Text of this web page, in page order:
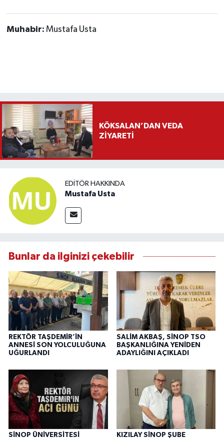
Muhabir: Mustafa Usta
KÖKSALAN’DAN VEDA
ZİYARETİ
EDITÖR HAKKINDA
Mustafa Usta
Bunlar da ilginizi çekebilir
REKTÖR TAŞDEMİR’İN
ANNESİ SON YOLCULUĞUNA
UĞURLANDI
SALİM AKBAŞ, SİNOP TSO
BAŞKANLIĞINA YENİDEN
ADAYLIĞINI AÇIKLADI
SİNOP ÜNİVERSİTESİ KIZILAY SİNOP ŞUBE